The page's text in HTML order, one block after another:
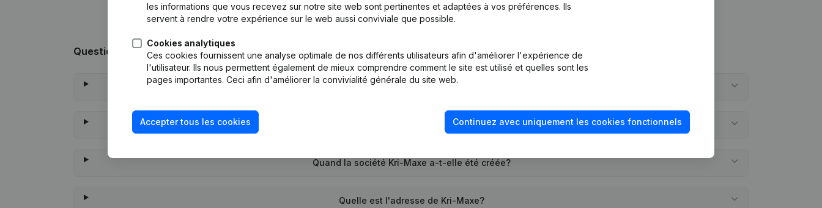
Questions fréquemment posées
Quel est le numéro de TVA de Kri-Maxe?
Quel est l'identifiant PEPPOL de Kri-Maxe?
Quand la société Kri-Maxe a-t-elle été créée?
Quelle est l'adresse de Kri-Maxe?
les informations que vous recevez sur notre site web sont pertinentes et adaptées à vos préférences. Ils
servent à rendre votre expérience sur le web aussi conviviale que possible.
Cookies analytiques
Ces cookies fournissent une analyse optimale de nos différents utilisateurs afin d'améliorer l'expérience de
l'utilisateur. Ils nous permettent également de mieux comprendre comment le site est utilisé et quelles sont les
pages importantes. Ceci afin d'améliorer la convivialité générale du site web.
Accepter tous les cookies Continuez avec uniquement les cookies fonctionnels